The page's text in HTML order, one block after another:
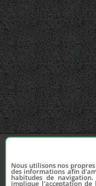
Nous utilisons nos
des informations afin
habitudes de
implique l'acceptation de